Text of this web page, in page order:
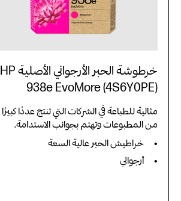
خرطوشة الحبر الأرجواني الأصلية HP
938e EvoMore (4S6Y0PE)
مثالية للطباعة في الشركات التي تنتج عددًا كبيرًا
من المطبوعات وتهتم بجوانب الاستدامة.
خراطيش الحبر عالية السعة
أرجواني